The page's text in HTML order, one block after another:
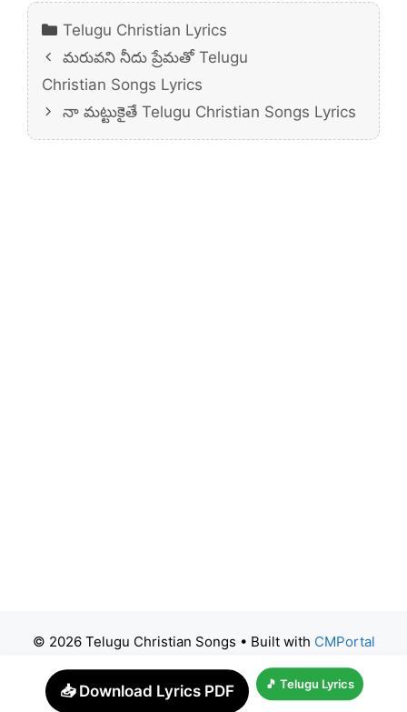
Categories
Telugu Christian Lyrics
మరువని నీదు ప్రేమతో Telugu
Christian Songs Lyrics
నా మట్టుకైతే Telugu Christian Songs Lyrics
© 2026 Telugu Christian Songs • Built with CMPortal
📥 Download Lyrics PDF 🎵 Telugu Lyrics